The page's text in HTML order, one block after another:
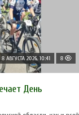
8 АВГУСТА 2026, 10:41 8
День